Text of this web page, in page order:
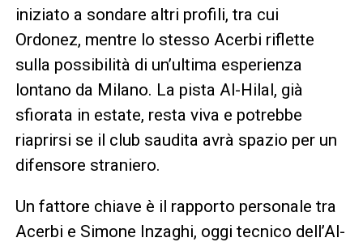
iniziato a sondare altri profili, tra cui
Ordonez, mentre lo stesso Acerbi riflette
sulla possibilità di un’ultima esperienza
lontano da Milano. La pista Al-Hilal, già
sfiorata in estate, resta viva e potrebbe
riaprirsi se il club saudita avrà spazio per un
difensore straniero.
Un fattore chiave è il rapporto personale tra
Acerbi e Simone Inzaghi, oggi tecnico dell’Al-